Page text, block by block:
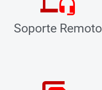
Soporte Remoto